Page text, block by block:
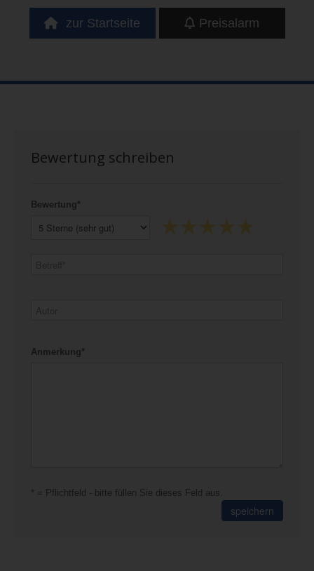
zur Startseite Preisalarm
Bewertung schreiben
Bewertung*
Anmerkung*
* = Pflichtfeld - bitte füllen Sie dieses Feld aus.
speichern